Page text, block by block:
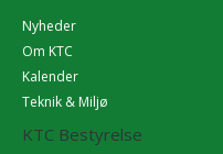
Nyheder
Om KTC
Kalender
Teknik & Miljø
KTC Bestyrelse